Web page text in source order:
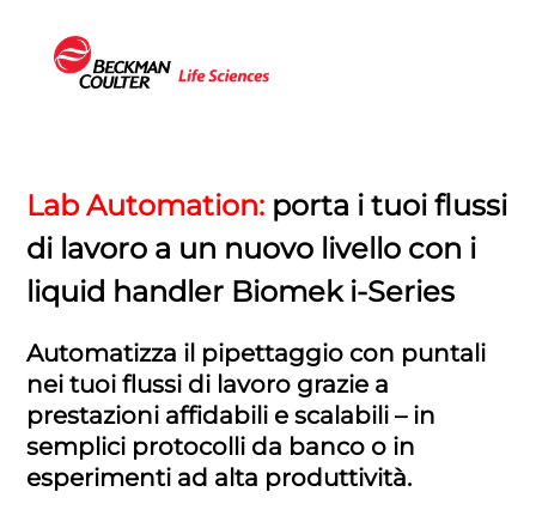
Lab Automation: porta i tuoi flussi
di lavoro a un nuovo livello con i
liquid handler Biomek i-Series
Automatizza il pipettaggio con puntali
nei tuoi flussi di lavoro grazie a
prestazioni affidabili e scalabili – in
semplici protocolli da banco o in
esperimenti ad alta produttività.